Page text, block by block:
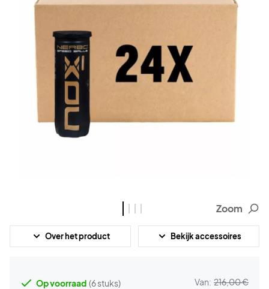
Zoom
Over het product Bekijk accessoires
Op voorraad (6 stuks) Van: 216,00 €